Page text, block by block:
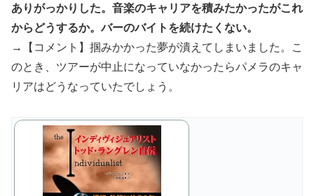
ありがっかりした。音楽のキャリアを積みたかったがこれ
からどうするか。バーのバイトを続けたくない。
→【コメント】掴みかかった夢が潰えてしまいました。こ
のとき、ツアーが中止になっていなかったらパメラのキャ
リアはどうなっていたでしょう。